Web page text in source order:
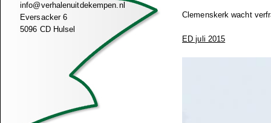
info@verhalenuitdekempen.nl
Eversacker 6
5096 CD Hulsel
Clemenskerk wacht
ED juli 2015